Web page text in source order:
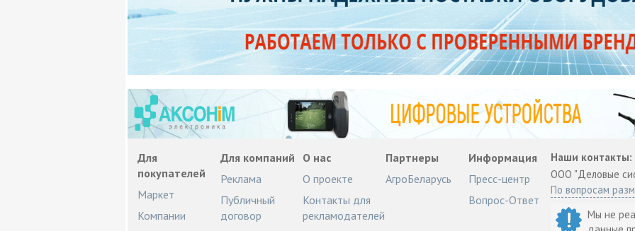
Для
покупателей
Маркет
Компании
Для компаний
Реклама
Публичный
договор
О нас
О проекте
Контакты для
рекламодателей
Партнеры
АгроБеларусь
Информация
Пресс-центр
Вопрос-Ответ
Наши контакты:
ООО "Деловые
По вопросам
Мы не